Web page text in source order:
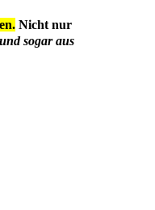
Nicht nur
sogar aus